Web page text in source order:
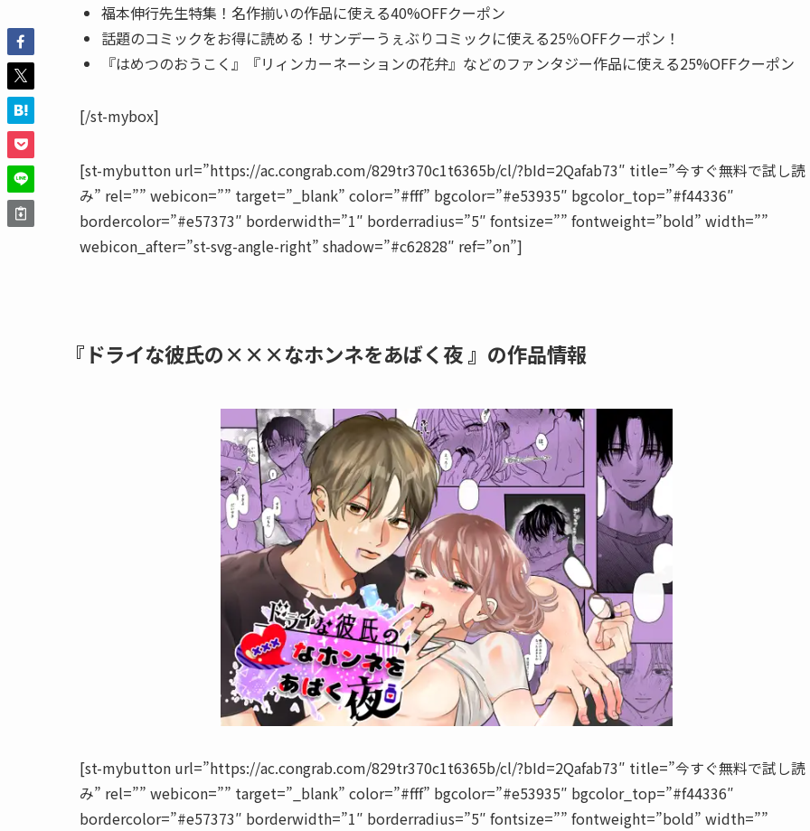
福本伸行先生特集！名作揃いの作品に使える40%OFFクーポン
話題のコミックをお得に読める！サンデーうぇぶりコミックに使える25％OFFクーポン！
『はめつのおうこく』『リィンカーネーションの花弁』などのファンタジー作品に使える25%OFFクーポン
[/st-mybox]
[st-mybutton url=”https://ac.congrab.com/829tr370c1t6365b/cl/?bId=2Qafab73″ title=”今すぐ無料で試し読
み” rel=”” webicon=”” target=”_blank” color=”#fff” bgcolor=”#e53935″ bgcolor_top=”#f44336″
bordercolor=”#e57373″ borderwidth=”1″ borderradius=”5″ fontsize=”” fontweight=”bold” width=””
webicon_after=”st-svg-angle-right” shadow=”#c62828″ ref=”on”]
『ドライな彼氏の×××なホンネをあばく夜 』の作品情報
[st-mybutton url=”https://ac.congrab.com/829tr370c1t6365b/cl/?bId=2Qafab73″ title=”今すぐ無料で試し読
み” rel=”” webicon=”” target=”_blank” color=”#fff” bgcolor=”#e53935″ bgcolor_top=”#f44336″
bordercolor=”#e57373″ borderwidth=”1″ borderradius=”5″ fontsize=”” fontweight=”bold” width=””